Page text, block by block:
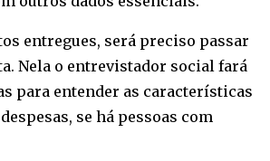
entregues, será preciso passar
Nela o entrevistador social fará
para entender as características
se há pessoas com